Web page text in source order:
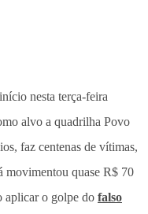
nesta terça-feira
alvo a quadrilha Povo
faz centenas de vítimas,
movimentou quase R$ 70
aplicar o golpe do falso